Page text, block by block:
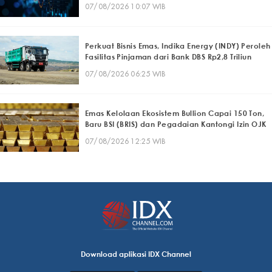
07/08/2026 10:07 WIB
Perkuat Bisnis Emas, Indika Energy (INDY) Peroleh
Fasilitas Pinjaman dari Bank DBS Rp2,8 Triliun
07/08/2026 06:25 WIB
Emas Kelolaan Ekosistem Bullion Capai 150 Ton,
Baru BSI (BRIS) dan Pegadaian Kantongi Izin OJK
07/08/2026 12:25 WIB
Download aplikasi IDX Channel